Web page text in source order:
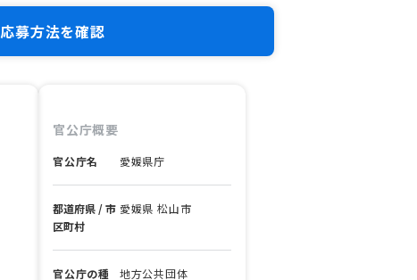
応募方法を確認
官公庁概要
官公庁名 愛媛県庁
都道府県 / 市
区町村
愛媛県 松山市
官公庁の種
地方公共団体